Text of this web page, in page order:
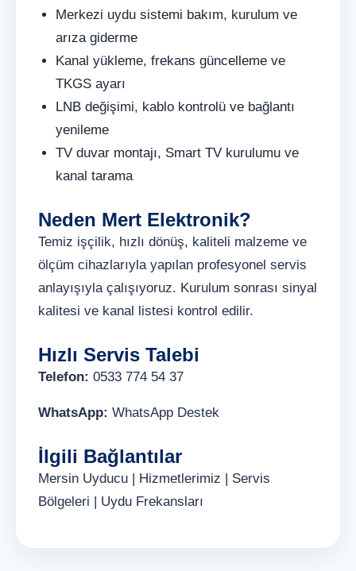
Merkezi uydu sistemi bakım, kurulum ve
arıza giderme
Kanal yükleme, frekans güncelleme ve
TKGS ayarı
LNB değişimi, kablo kontrolü ve bağlantı
yenileme
TV duvar montajı, Smart TV kurulumu ve
kanal tarama
Neden Mert Elektronik?
Temiz işçilik, hızlı dönüş, kaliteli malzeme ve
ölçüm cihazlarıyla yapılan profesyonel servis
anlayışıyla çalışıyoruz. Kurulum sonrası sinyal
kalitesi ve kanal listesi kontrol edilir.
Hızlı Servis Talebi
Telefon: 0533 774 54 37
WhatsApp: WhatsApp Destek
İlgili Bağlantılar
Mersin Uyducu | Hizmetlerimiz | Servis
Bölgeleri | Uydu Frekansları